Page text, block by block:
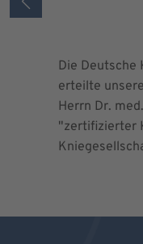
Die Deutsche
erteilte
Herrn Dr.
"zertifizierter